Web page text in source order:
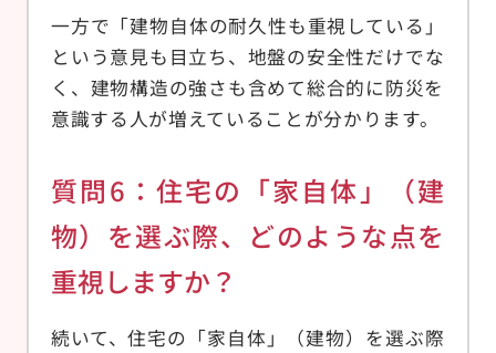
一方で「建物自体の耐久性も重視している」
という意見も目立ち、地盤の安全性だけでな
く、建物構造の強さも含めて総合的に防災を
意識する人が増えていることが分かります。
質問6：住宅の「家自体」（建
物）を選ぶ際、どのような点を
重視しますか？
続いて、住宅の「家自体」（建物）を選ぶ際